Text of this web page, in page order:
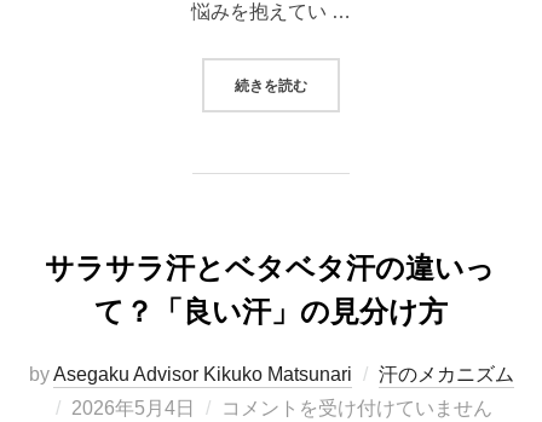
悩みを抱えてい …
続きを読む“今日からできる！「汗腺」を鍛え
サラサラ汗とベタベタ汗の違いっ
て？「良い汗」の見分け方
byAsegaku Advisor Kikuko Matsunari
汗のメカニズム
投
2026年5月4日 コメントを受け付けていません